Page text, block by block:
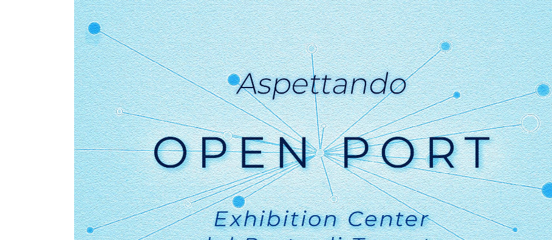
scompariranno
dal sito web.
Marketing
Condividendo i
tuoi interessi e
comportamenti
mentre visiti il ​​
nostro sito,
aumenti le
possibilità di
vedere
contenuti e
offerte
personalizzati.